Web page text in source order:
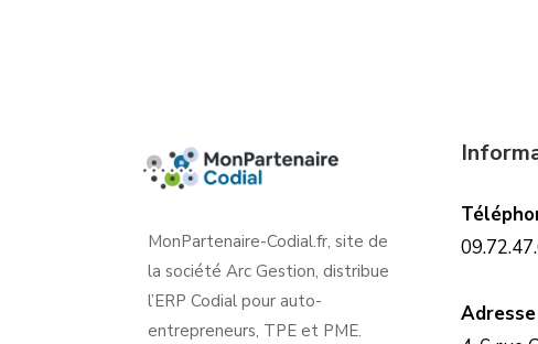
MonPartenaire-Codial.fr, site de
la société Arc Gestion, distribue
l’ERP Codial pour auto-
entrepreneurs, TPE et PME.